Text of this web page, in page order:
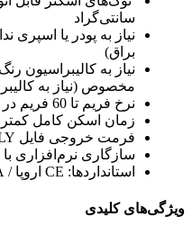
سانتی‌گراد
نیاز به پودر یا
براق)
مخصوص (نیاز به
نرخ فریم تا 60 فریم در ثانیه
زمان اسکن کامل کمتر از 30 ثانیه برای یک فک
فرمت خروجی فایل STL، OBJ، PLY
سازگاری نرم‌افزاری با Windows 10 و بالاتر (64-bit)
استانداردها: CE اروپا / ISO / FDA آمریکا
ویژگی‌های کلیدی